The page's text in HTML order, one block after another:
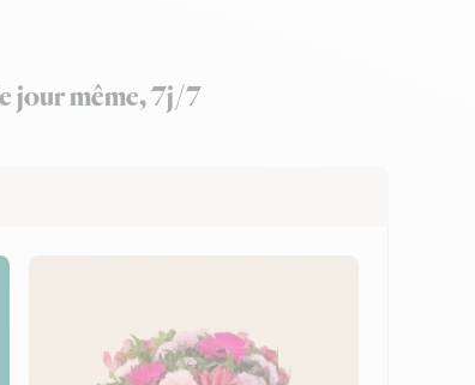
jour même, 7j/7